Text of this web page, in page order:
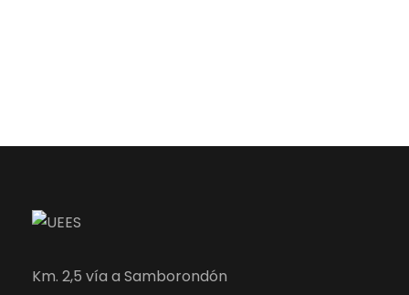
Km. 2,5 vía a Samborondón